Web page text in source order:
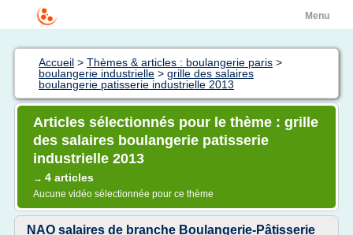
Menu
Accueil > Thèmes & articles : boulangerie paris >
boulangerie industrielle > grille des salaires
boulangerie patisserie industrielle 2013
Articles sélectionnés pour le thème : grille
des salaires boulangerie patisserie
industrielle 2013
→ 4 articles
Aucune vidéo sélectionnée pour ce thème
NAO salaires de branche Boulangerie-Pâtisserie